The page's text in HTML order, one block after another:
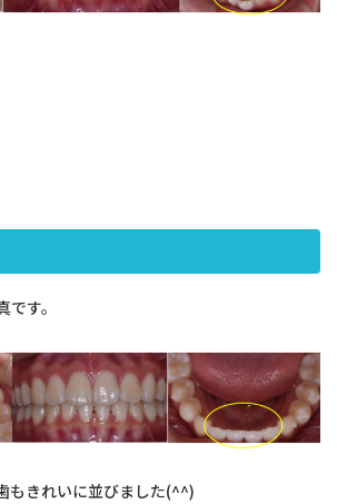
す。
もきれいに並びました(^^)